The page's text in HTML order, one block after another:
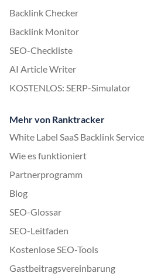
Backlink Checker
Backlink Monitor
SEO-Checkliste
AI Article Writer
KOSTENLOS: SERP-Simulator
Mehr von Ranktracker
White Label SaaS Backlink Service
Wie es funktioniert
Partnerprogramm
Blog
SEO-Glossar
SEO-Leitfaden
Kostenlose SEO-Tools
Gastbeitragsvereinbarung